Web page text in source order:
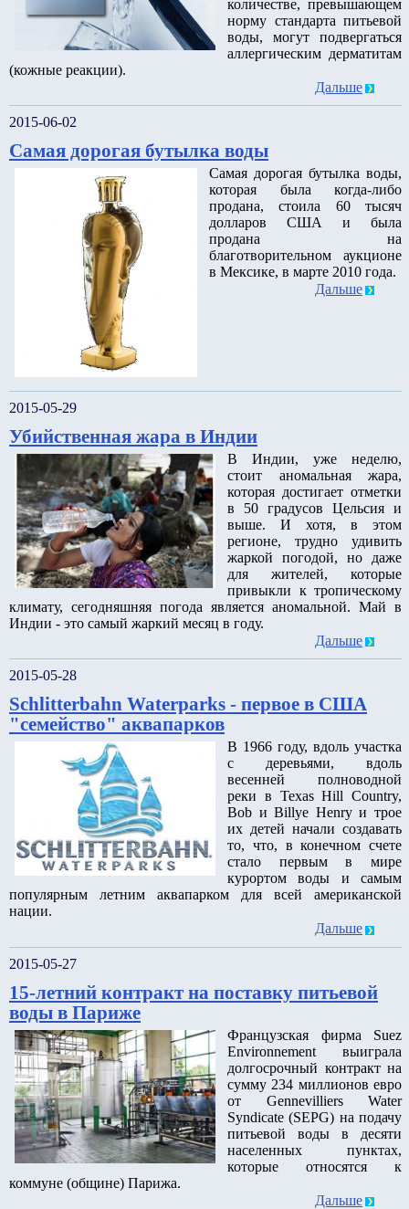
количестве, превышающем
норму стандарта питьевой
воды, могут подвергаться
аллергическим дерматитам
(кожные реакции).
Дальше
2015-06-02
Самая дорогая бутылка воды
Самая дорогая бутылка воды,
которая была когда-либо
продана, стоила 60 тысяч
долларов США и была
продана на
благотворительном аукционе
в Мексике, в марте 2010 года.
Дальше
2015-05-29
Убийственная жара в Индии
В Индии, уже неделю,
стоит аномальная жара,
которая достигает отметки
в 50 градусов Цельсия и
выше. И хотя, в этом
регионе, трудно удивить
жаркой погодой, но даже
для жителей, которые
привыкли к тропическому
климату, сегодняшняя погода является аномальной. Май в
Индии - это самый жаркий месяц в году.
Дальше
2015-05-28
Schlitterbahn Waterparks - первое в США
"семейство" аквапарков
В 1966 году, вдоль участка
с деревьями, вдоль
весенней полноводной
реки в Texas Hill Country,
Bob и Billye Henry и трое
их детей начали создавать
то, что, в конечном счете
стало первым в мире
курортом воды и самым
популярным летним аквапарком для всей американской
нации.
Дальше
2015-05-27
15-летний контракт на поставку питьевой
воды в Париже
Французская фирма Suez
Environnement выиграла
долгосрочный контракт на
сумму 234 миллионов евро
от Gennevilliers Water
Syndicate (SEPG) на подачу
питьевой воды в десяти
населенных пунктах,
которые относятся к
коммуне (общине) Парижа.
Дальше